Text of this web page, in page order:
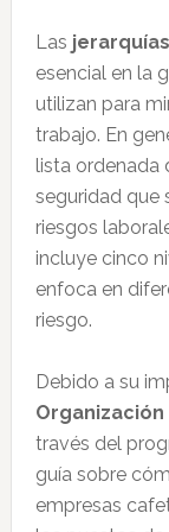
Las
esencial en la
utilizan para
trabajo. En
lista ordenada
seguridad que
riesgos
incluye cinco
enfoca en
riesgo.
Debido a su
través del
guía sobre
empresas